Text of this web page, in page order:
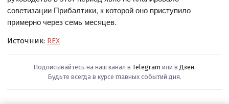
советизации Прибалтики, к которой оно приступило
примерно через семь месяцев.
Источник: REX
Подписывайтесь на наш канал в Telegram или в Дзен.
Будьте всегда в курсе главных событий дня.